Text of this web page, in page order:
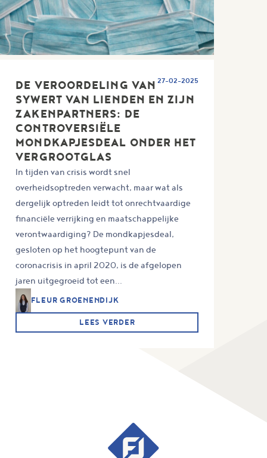
DE VEROORDELING VAN
SYWERT VAN LIENDEN EN ZIJN
ZAKENPARTNERS: DE
CONTROVERSIËLE
MONDKAPJESDEAL ONDER HET
VERGROOTGLAS
27-02-2025
In tijden van crisis wordt snel
overheidsoptreden verwacht, maar wat als
dergelijk optreden leidt tot onrechtvaardige
financiële verrijking en maatschappelijke
verontwaardiging? De mondkapjesdeal,
gesloten op het hoogtepunt van de
coronacrisis in april 2020, is de afgelopen
jaren uitgegroeid tot een...
FLEUR GROENENDIJK
LEES VERDER